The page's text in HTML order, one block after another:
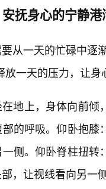
抚身心的宁静港
从一天的忙碌中逐
放一天的压力，让
地上，身体向前
的呼吸。仰卧抱
侧。仰卧脊柱扭
，让视线看向另一